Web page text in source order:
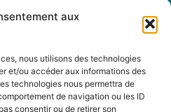
aux
nous utilisons des technologies
et/ou accéder aux informations des
technologies nous permettra de
de navigation ou les ID
consentir ou de retirer son